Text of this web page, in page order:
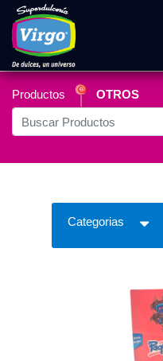
Productos OTROS
Categorias